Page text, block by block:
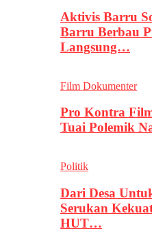
Aktivis Barru
Barru Berbau
Langsung…
Film Dokumenter
Pro Kontra
Tuai Polemik
Politik
Dari Desa
Serukan
HUT…